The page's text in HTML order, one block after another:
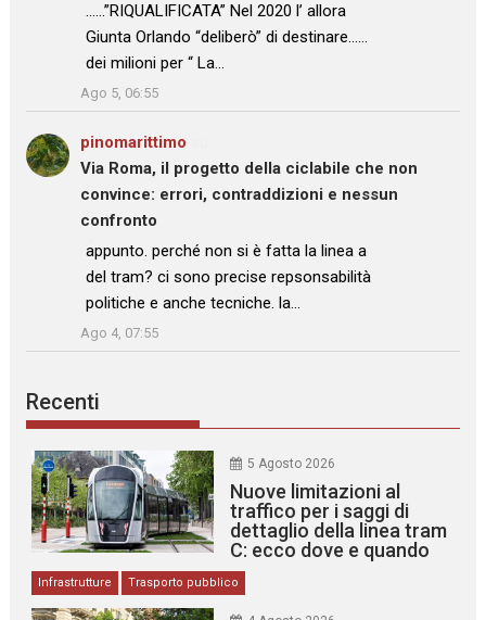
……”RIQUALIFICATA” Nel 2020 l’ allora
Giunta Orlando “deliberò” di destinare……
dei milioni per “ La…
”
Ago 5, 06:55
pinomarittimo
Via Roma, il progetto della ciclabile che non
convince: errori, contraddizioni e nessun
confronto
: “
appunto. perché non si è fatta la linea a
del tram? ci sono precise repsonsabilità
politiche e anche tecniche. la…
”
Ago 4, 07:55
Recenti
5 Agosto 2026
Nuove limitazioni al
traffico per i saggi di
dettaglio della linea tram
C: ecco dove e quando
Infrastrutture Trasporto pubblico